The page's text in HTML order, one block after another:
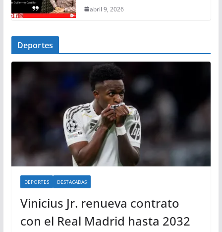
abril 9, 2026
Deportes
DEPORTES DESTACADAS
Vinicius Jr. renueva contrato
con el Real Madrid hasta 2032